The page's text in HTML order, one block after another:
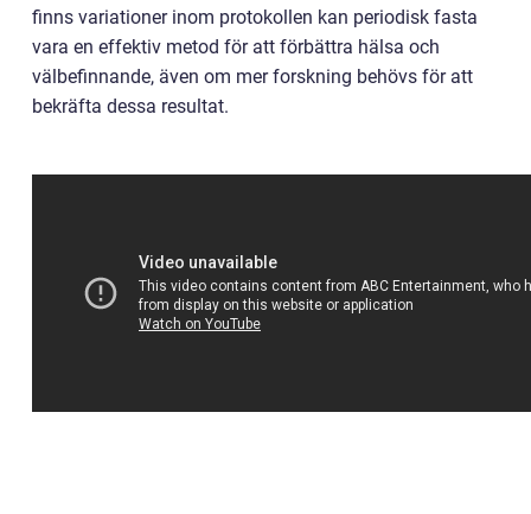
finns variationer inom protokollen kan periodisk fasta
vara en effektiv metod för att förbättra hälsa och
välbefinnande, även om mer forskning behövs för att
bekräfta dessa resultat.